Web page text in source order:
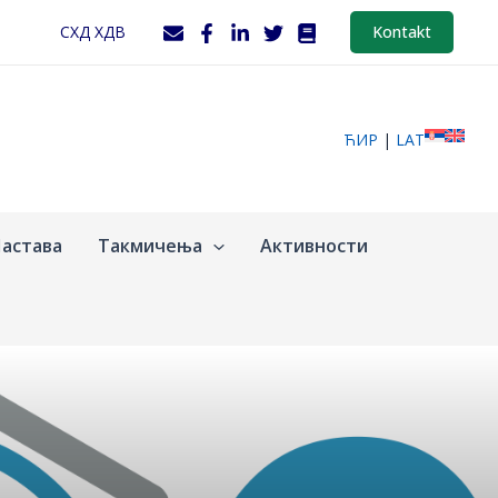
СХД ХДВ Kontakt
ЋИР | LAT
Такмичења Активности